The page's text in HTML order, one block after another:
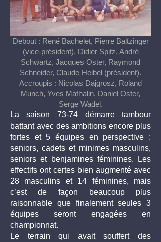
Debout : René Bachelet, Pierre Baltzinger
(vice-président), Didier Spitz, André
Schwartz, Jacques Oster, Raymond
Schneider, Claude Heibel (président).
Accroupis : Nicolas Dajgrosz, Roland
Munch, Yves Mathalin, Daniel Oster,
Serge Wadel.
La saison 73-74 démarre tambour
battant avec des ambitions encore plus
fortes et 5 équipes en perspective :
seniors, cadets et minimes masculins,
seniors et benjamines féminines. Les
effectifs ont certes bien augmenté avec
28 masculins et 14 féminines, mais
c’est de façon beaucoup plus
raisonnable que finalement seules 3
équipes seront engagées en
championnat.
Le terrain qui avait souffert des